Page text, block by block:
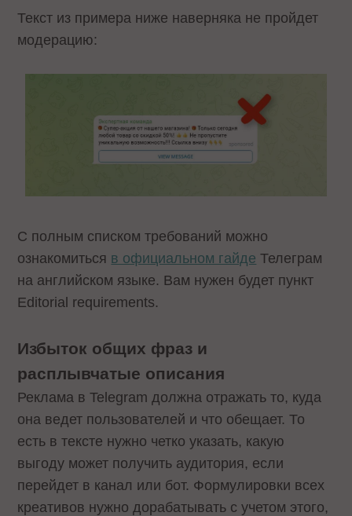
Текст из примера ниже наверняка не пройдет
модерацию:
С полным списком требований можно
ознакомиться в официальном гайде Телеграм
на английском языке. Вам нужен будет пункт
Editorial requirements.
Избыток общих фраз и
расплывчатые описания
Реклама в Telegram должна отражать то, куда
она ведет пользователей и что обещает. То
есть в тексте нужно четко указать, какую
выгоду может получить аудитория, если
перейдет в канал или бот. Формулировки всех
креативов нужно дорабатывать с учетом этого,